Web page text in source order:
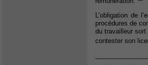
L’obligation de
procédures de
du travailleur sort
contester son